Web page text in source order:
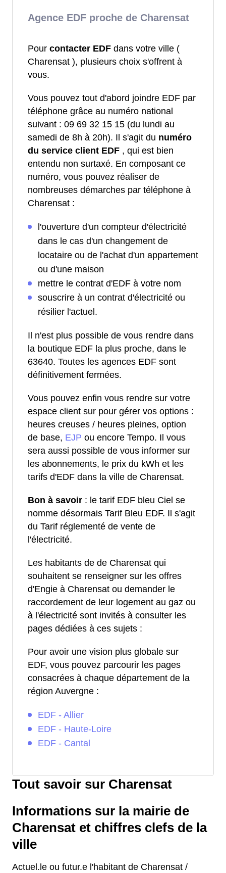
Agence EDF proche de Charensat
Pour contacter EDF dans votre ville (
Charensat ), plusieurs choix s'offrent à
vous.
Vous pouvez tout d'abord joindre EDF par
téléphone grâce au numéro national
suivant : 09 69 32 15 15 (du lundi au
samedi de 8h à 20h). Il s'agit du numéro
du service client EDF , qui est bien
entendu non surtaxé. En composant ce
numéro, vous pouvez réaliser de
nombreuses démarches par téléphone à
Charensat :
l'ouverture d'un compteur d'électricité
dans le cas d'un changement de
locataire ou de l'achat d'un appartement
ou d'une maison
mettre le contrat d'EDF à votre nom
souscrire à un contrat d'électricité ou
résilier l'actuel.
Il n'est plus possible de vous rendre dans
la boutique EDF la plus proche, dans le
63640. Toutes les agences EDF sont
définitivement fermées.
Vous pouvez enfin vous rendre sur votre
espace client sur pour gérer vos options :
heures creuses / heures pleines, option
de base, EJP ou encore Tempo. Il vous
sera aussi possible de vous informer sur
les abonnements, le prix du kWh et les
tarifs d'EDF dans la ville de Charensat.
Bon à savoir : le tarif EDF bleu Ciel se
nomme désormais Tarif Bleu EDF. Il s'agit
du Tarif réglementé de vente de
l'électricité.
Les habitants de de Charensat qui
souhaitent se renseigner sur les offres
d'Engie à Charensat ou demander le
raccordement de leur logement au gaz ou
à l'électricité sont invités à consulter les
pages dédiées à ces sujets :
Pour avoir une vision plus globale sur
EDF, vous pouvez parcourir les pages
consacrées à chaque département de la
région Auvergne :
EDF - Allier
EDF - Haute-Loire
EDF - Cantal
Tout savoir sur Charensat
Informations sur la mairie de
Charensat et chiffres clefs de la
ville
Actuel.le ou futur.e l'habitant de Charensat /